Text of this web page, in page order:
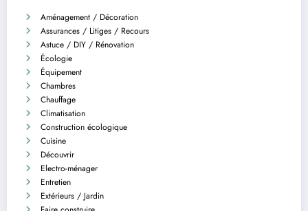
Aménagement / Décoration
Assurances / Litiges / Recours
Astuce / DIY / Rénovation
Écologie
Équipement
Chambres
Chauffage
Climatisation
Construction écologique
Cuisine
Découvrir
Electro-ménager
Entretien
Extérieurs / Jardin